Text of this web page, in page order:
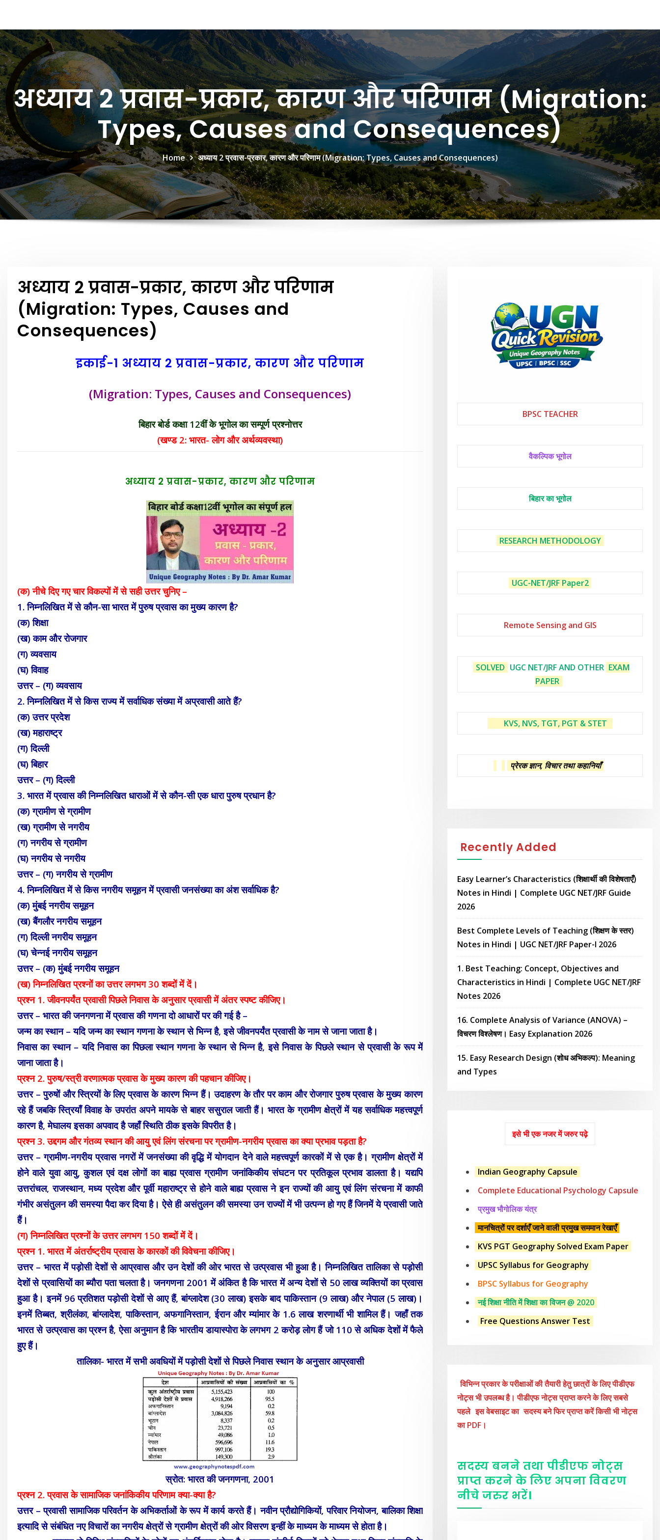
अध्याय 2 प्रवास-प्रकार, कारण और परिणाम (Migration:
Types, Causes and Consequences)
Home अध्याय 2 प्रवास-प्रकार, कारण और परिणाम (Migration: Types, Causes and Consequences)
अध्याय 2 प्रवास-प्रकार, कारण और परिणाम
(Migration: Types, Causes and
Consequences)
इकाई-1 अध्याय 2 प्रवास-प्रकार, कारण और परिणाम
(Migration: Types, Causes and Consequences)
बिहार बोर्ड कक्षा 12वीं के भूगोल का सम्पूर्ण प्रश्नोत्तर
(खण्ड 2: भारत- लोग और अर्थव्यवस्था)
अध्याय 2 प्रवास-प्रकार, कारण और परिणाम
(क) नीचे दिए गए चार विकल्पों में से सही उत्तर चुनिए –
1. निम्नलिखित में से कौन-सा भारत में पुरुष प्रवास का मुख्य कारण है?
(क) शिक्षा
(ख) काम और रोजगार
(ग) व्यवसाय
(घ) विवाह
उत्तर – (ग) व्यवसाय
2. निम्नलिखित में से किस राज्य में सर्वाधिक संख्या में अप्रवासी आते हैं?
(क) उत्तर प्रदेश
(ख) महाराष्ट्र
(ग) दिल्ली
(घ) बिहार
उत्तर – (ग) दिल्ली
3. भारत में प्रवास की निम्नलिखित धाराओं में से कौन-सी एक धारा पुरुष प्रधान है?
(क) ग्रामीण से ग्रामीण
(ख) ग्रामीण से नगरीय
(ग) नगरीय से ग्रामीण
(घ) नगरीय से नगरीय
उत्तर – (ग) नगरीय से ग्रामीण
4. निम्नलिखित में से किस नगरीय समूहन में प्रवासी जनसंख्या का अंश सर्वाधिक है?
(क) मुंबई नगरीय समूहन
(ख) बैंगलौर नगरीय समूहन
(ग) दिल्ली नगरीय समूहन
(घ) चेन्नई नगरीय समूहन
उत्तर – (क) मुंबई नगरीय समूहन
(ख) निम्नलिखित प्रश्नों का उत्तर लगभग 30 शब्दों में दें।
प्रश्न 1. जीवनपर्यंत प्रवासी पिछले निवास के अनुसार प्रवासी में अंतर स्पष्ट कीजिए।
उत्तर – भारत की जनगणना में प्रवास की गणना दो आधारों पर की गई है –
जन्म का स्थान – यदि जन्म का स्थान गणना के स्थान से भिन्न है, इसे जीवनपर्यंत प्रवासी के नाम से जाना जाता है।
निवास का स्थान – यदि निवास का पिछला स्थान गणना के स्थान से भिन्न है, इसे निवास के पिछले स्थान से प्रवासी के रूप में
जाना जाता है।
प्रश्न 2. पुरुष/स्त्री वरणात्मक प्रवास के मुख्य कारण की पहचान कीजिए।
उत्तर – पुरुषों और स्त्रियों के लिए प्रवास के कारण भिन्न हैं। उदाहरण के तौर पर काम और रोजगार पुरुष प्रवास के मुख्य कारण
रहे हैं जबकि स्त्रियाँ विवाह के उपरांत अपने मायके से बाहर ससुराल जाती हैं। भारत के ग्रामीण क्षेत्रों में यह सर्वाधिक महत्त्वपूर्ण
कारण है, मेघालय इसका अपवाद है जहाँ स्थिति ठीक इसके विपरीत है।
प्रश्न 3. उद्दगम और गंतव्य स्थान की आयु एवं लिंग संरचना पर ग्रामीण-नगरीय प्रवास का क्या प्रभाव पड़ता है?
उत्तर – ग्रामीण-नगरीय प्रवास नगरों में जनसंख्या की वृद्धि में योगदान देने वाले महत्त्वपूर्ण कारकों में से एक है। ग्रामीण क्षेत्रों में
होने वाले युवा आयु, कुशल एवं दक्ष लोगों का बाह्य प्रवास ग्रामीण जनांकिकीय संघटन पर प्रतिकूल प्रभाव डालता है। यद्यपि
उत्तरांचल, राजस्थान, मध्य प्रदेश और पूर्वी महाराष्ट्र से होने वाले बाह्य प्रवास ने इन राज्यों की आयु एवं लिंग संरचना में काफी
गंभीर असंतुलन की समस्या पैदा कर दिया है। ऐसे ही असंतुलन की समस्या उन राज्यों में भी उत्पन्न हो गए हैं जिनमें ये प्रवासी जाते
हैं।
(ग) निम्नलिखित प्रश्नों के उत्तर लगभग 150 शब्दों में दें।
प्रश्न 1. भारत में अंतर्राष्ट्रीय प्रवास के कारकों की विवेचना कीजिए।
उत्तर – भारत में पड़ोसी देशों से आप्रवास और उन देशों की ओर भारत से उत्प्रवास भी हुआ है। निम्नलिखित तालिका से पड़ोसी
देशों से प्रवासियों का ब्यौरा पता चलता है। जनगणना 2001 में अंकित है कि भारत में अन्य देशों से 50 लाख व्यक्तियों का प्रवास
हुआ है। इनमें 96 प्रतिशत पड़ोसी देशों से आए हैं, बांग्लादेश (30 लाख) इसके बाद पाकिस्तान (9 लाख) और नेपाल (5 लाख)।
इनमें तिब्बत, श्रीलंका, बांग्लादेश, पाकिस्तान, अफगानिस्तान, ईरान और म्यांमार के 1.6 लाख शरणार्थी भी शामिल हैं। जहाँ तक
भारत से उत्प्रवास का प्रश्न है, ऐसा अनुमान है कि भारतीय डायास्पोरा के लगभग 2 करोड़ लोग हैं जो 110 से अधिक देशों में फैले
हुए हैं।
तालिका- भारत में सभी अवधियों में पड़ोसी देशों से पिछले निवास स्थान के अनुसार आप्रवासी
स्रोत: भारत की जनगणना, 2001
प्रश्न 2. प्रवास के सामाजिक जनांकिकीय परिणाम क्या-क्या है?
उत्तर – प्रवासी सामाजिक परिवर्तन के अभिकर्ताओं के रूप में कार्य करते हैं। नवीन प्रौद्योगिकियों, परिवार नियोजन, बालिका शिक्षा
इत्यादि से संबंधित नए विचारों का नगरीय क्षेत्रों से ग्रामीण क्षेत्रों की ओर विसरण इन्हीं के माध्यम के माध्यम से होता है।
BPSC TEACHER
वैकल्पिक भूगोल
बिहार का भूगोल
RESEARCH METHODOLOGY
UGC-NET/JRF Paper2
Remote Sensing and GIS
SOLVED UGC NET/JRF AND OTHER EXAM
PAPER
KVS, NVS, TGT, PGT & STET
प्रेरक ज्ञान, विचार तथा कहानियाँ
Recently Added
Easy Learner’s Characteristics (शिक्षार्थी की विशेषताएँ)
Notes in Hindi | Complete UGC NET/JRF Guide
2026
Best Complete Levels of Teaching (शिक्षण के स्तर)
Notes in Hindi | UGC NET/JRF Paper-I 2026
1. Best Teaching: Concept, Objectives and
Characteristics in Hindi | Complete UGC NET/JRF
Notes 2026
16. Complete Analysis of Variance (ANOVA) –
विचरण विश्लेषण। Easy Explanation 2026
15. Easy Research Design (शोध अभिकल्प): Meaning
and Types
इसे भी एक नजर में जरुर पढ़े
Indian Geography Capsule
Complete Educational Psychology Capsule
प्रमुख भौगोलिक यंत्र
मानचित्रों पर दर्शाएँ जाने वाली प्रमुख सममान रेखाएँ
KVS PGT Geography Solved Exam Paper
UPSC Syllabus for Geography
BPSC Syllabus for Geography
नई शिक्षा नीति में शिक्षा का विजन @ 2020
Free Questions Answer Test
विभिन्न प्रकार के परीक्षाओं की तैयारी हेतु छात्रों के लिए पीडीएफ
नोट्स भी उपलब्ध है। पीडीएफ नोट्स प्राप्त करने के लिए सबसे
पहले इस वेबसाइट का सदस्य बने फिर प्राप्त करें किसी भी नोट्स
का PDF।
सदस्य बनने तथा पीडीएफ नोट्स
प्राप्त करने के लिए अपना विवरण
नीचे जरुर भरें।